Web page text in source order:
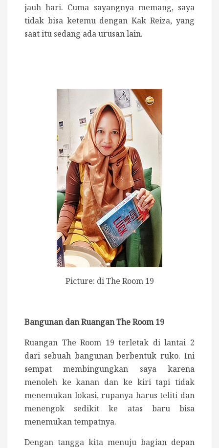
jauh hari. Cuma sayangnya memang, saya
tidak bisa ketemu dengan Kak Reiza, yang
saat itu sedang ada urusan lain.
Picture: di The Room 19
Bangunan dan Ruangan The Room 19
Ruangan The Room 19 terletak di lantai 2
dari sebuah bangunan berbentuk ruko. Ini
sempat membingungkan saya karena
menoleh ke kanan dan ke kiri tapi tidak
menemukan lokasi, rupanya harus teliti dan
menengok sedikit ke atas baru bisa
menemukan tempatnya.
Dengan tangga kita menuju bagian depan